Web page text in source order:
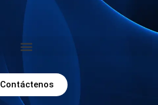
Contáctenos